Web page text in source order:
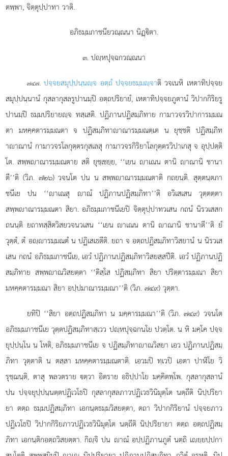
ตพฺพา, จิตฺตุปฺปาทา วาติ.
อภิธมฺมภาชนียวณฺณนา นิฏฺิตา.
๓. ปฺหปุจฺฉกวณฺณนา
๗๔๗.ปจฺจยสมุปฺปนฺนฺจ อตฺถํ ปจฺจยธมฺมฺจาติ วจเนหิ เหตาทิปจฺจย
สมุปฺปนฺนานํ กุสลากุสลรูปานมฺปิ อตฺถปริยายํ, เหตาทิปจฺจยภูตานํ วิปากกิริยรู
ปานมฺปิ ธมฺมปริยายฺจ ทสฺเสติ. ปฏิภานปฏิสมฺภิทาย กามาวจรวิปาการมฺมณ
ตา มหคฺคตารมฺมณตา จ ปฏิสมฺภิทาาณารมฺมณตฺเต น ยุชฺชติ ปฏิสมฺภิท
าาณานํ กามาวจรโลกุตฺตรกุสเลสุ กามาวจรกิริยาโลกุตฺตรวิปาเกสุ จ อุปฺปตฺติ
โต. สพฺพาณารมฺมณตาย สติ ยุชฺเชยฺย, ‘‘เยน าเณน ตานิ าณานิ ชานา
ตี’’ติ (วิภ. ๗๒๖) วจนโต ปน น สพฺพาณารมฺมณตาติ กถยนฺติ. สุตฺตนฺตภา
ชนีเย ปน ‘‘าเณสุ าณํ ปฏิภานปฏิสมฺภิทา’’ติ อวิเสเสน วุตฺตตฺตา
สพฺพาณารมฺมณตา สิยา. อภิธมฺมภาชนีเยปิ จิตฺตุปฺปาทวเสน กถนํ นิรวเสสก
ถนนฺติ ยถาทสฺสิตวิสยวจนวเสน ‘‘เยน าเณน ตานิ าณานิชานาตี’’ติ ยํ
วุตฺตํ, ตํ อฺารมฺมณตํ น ปฏิเสเธตีติ. ยถา จ อตฺถปฏิสมฺภิทาวิสยานํ น นิรวเส
เสน กถนํ อภิธมฺมภาชนีเย, เอวํ ปฏิภานปฏิสมฺภิทาวิสยสฺสปีติ. เอวํ ปฏิภานปฏิ
สมฺภิทาย สพฺพาณวิสยตฺตา ‘‘ติสฺโส ปฏิสมฺภิทา สิยา ปริตฺตารมฺมณา สิยา
มหคฺคตารมฺมณา สิยา อปฺปมาณารมฺมณา’’ติ (วิภ. ๗๔๙) วุตฺตา.
ยทิปิ ‘‘สิยา อตฺถปฏิสมฺภิทา น มคฺคารมฺมณา’’ติ (วิภ. ๗๔๙) วจนโต
อภิธมฺมภาชนีเย วุตฺตปฏิสมฺภิทาสฺเวว ปฺหปุจฺฉกนโย ปวตฺโต. น หิ มคฺโค ปจฺจ
ยุปฺปนฺโน น โหติ, อภิธมฺมภาชนีเย จ ปฏิสมฺภิทาาณวิสยา เอว ปฏิภานปฏิสมฺ
ภิทา วุตฺตาติ น ตสฺสา มหคฺคตารมฺมณตาติ. เอวมปิ ทฺเวปิ เอตา ปาฬิโย วิ
รุชฺฌนฺติ, ตาสุ พลวตราย ตฺวา อิตราย อธิปฺปาโย มคฺคิตพฺโพ. กุสลากุสลานํ
ปน ปจฺจยุปฺปนฺนตฺตปฏิเวโธปิ กุสลากุสลภาวปฏิเวธวินิมุตฺโต นตฺถีติ นิปฺปริยา
ยา ตตฺถ ธมฺมปฏิสมฺภิทา เอกนฺตธมฺมวิสยตฺตา, ตถา วิปากกิริยานํ ปจฺจยภาว
ปฏิเวโธปิ วิปากกิริยภาวปฏิเวธวินิมุตฺโต นตฺถีติ นิปฺปริยายา ตตฺถ อตฺถปฏิสมฺ
ภิทา เอกนฺติกอตฺถวิสยตฺตา. กิฺจิ ปน าณํ อปฺปฏิภานภูตํ นตฺถิ เยฺยปฺปกา